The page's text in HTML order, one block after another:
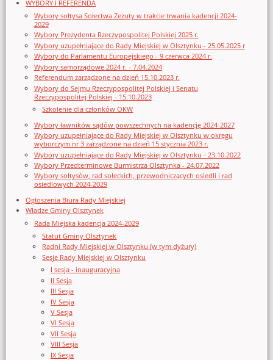
WYBORY I REFERENDA
Wybory sołtysa Sołectwa Zezuty w trakcie trwania kadencji 2024-
2029
Wybory Prezydenta Rzeczypospolitej Polskiej 2025 r.
Wybory uzupełniające do Rady Miejskiej w Olsztynku - 25.05.2025 r
Wybory do Parlamentu Europejskiego - 9 czerwca 2024 r.
Wybory samorządowe 2024 r. - 7.04.2024
Referendum zarządzone na dzień 15.10.2023 r.
Wybory do Sejmu Rzeczypospolitej Polskiej i Senatu
Rzeczypospolitej Polskiej - 15.10.2023
Szkolenie dla członków OKW
Wybory ławników sądów powszechnych na kadencję 2024-2027
Wybory uzupełniające do Rady Miejskiej w Olsztynku w okręgu
wyborczym nr 3 zarządzone na dzień 15 stycznia 2023 r.
Wybory uzupełniające do Rady Miejskiej w Olsztynku - 23.10.2022
Wybory Przedterminowe Burmistrza Olsztynka - 24.07.2022
Wybory sołtysów, rad sołeckich, przewodniczących osiedli i rad
osiedlowych 2024-2029
Ogłoszenia Biura Rady Miejskiej
Władze Gminy Olsztynek
Rada Miejska kadencja 2024-2029
Statut Gminy Olsztynek
Radni Rady Miejskiej w Olsztynku (w tym dyżury)
Sesje Rady Miejskiej w Olsztynku
I sesja - inauguracyjna
II Sesja
III Sesja
IV Sesja
V Sesja
VI Sesja
VII Sesja
VIII Sesja
IX Sesja